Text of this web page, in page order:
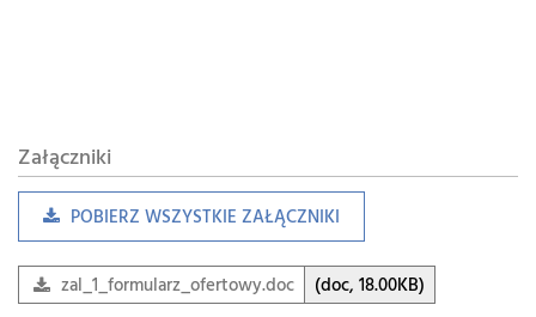
Załączniki
POBIERZ WSZYSTKIE ZAŁĄCZNIKI
zal_1_formularz_ofertowy.doc
(doc, 18.00KB)